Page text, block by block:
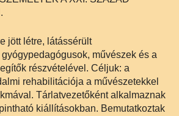
jött létre, látássérült
művészek és a
részvételével. Céljuk: a
rehabilitációja a művészetekkel
Tárlatvezetőként alkalmaznak
kiállításokban. Bemutatkoztak